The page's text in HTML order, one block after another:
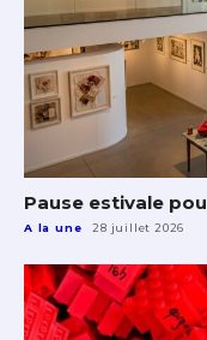
Pause estivale
A la une 28 juillet 2026